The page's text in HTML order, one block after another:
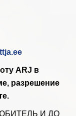
ARJ в
разрешение
И ДО